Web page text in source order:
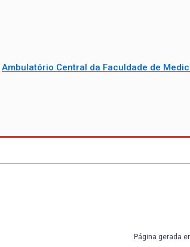
Ambulatório Central da Faculdade de
Página gerada